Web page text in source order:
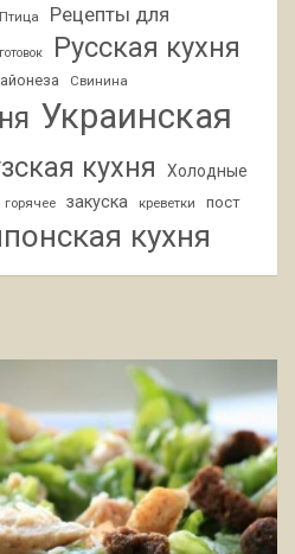
Птица
Рецепты для
Русская кухня
Свинина
Украинская
кухня
Холодные
горячее закуска креветки пост
кухня